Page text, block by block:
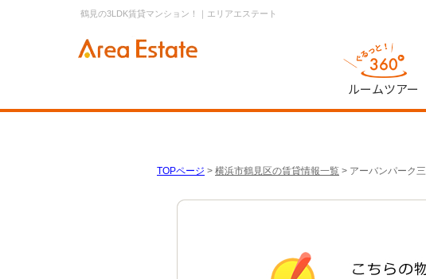
鶴見の3LDK賃貸マンション！｜エリアエステート
ルームツアー
TOPページ > 横浜市鶴見区の賃貸情報一覧 > アーバンパーク